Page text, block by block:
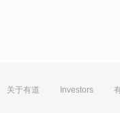
关于有道 Investors